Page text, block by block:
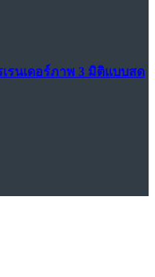
เรนเดอร์ภาพ 3 มิติแบบสด